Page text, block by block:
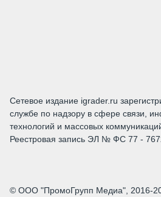
Сетевое издание igrader.ru
службе по надзору в сфере связи,
технологий и массовых
Реестровая запись ЭЛ № ФС 77 -
© ООО "ПромоГрупп Медиа", 2016-